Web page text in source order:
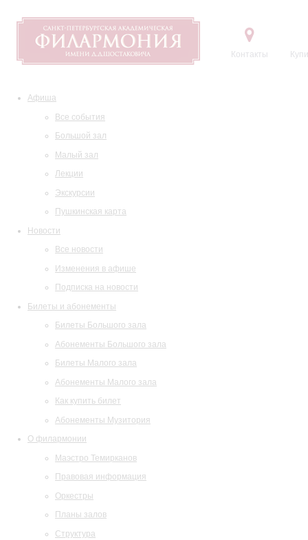
Контакты
Афиша
Все события
Большой зал
Малый зал
Лекции
Экскурсии
Пушкинская карта
Новости
Все новости
Изменения в афише
Подписка на новости
Билеты и абонементы
Билеты Большого зала
Абонементы Большого зала
Билеты Малого зала
Абонементы Малого зала
Как купить билет
Абонементы Музитория
О филармонии
Маэстро Темирканов
Правовая информация
Оркестры
Планы залов
Структура